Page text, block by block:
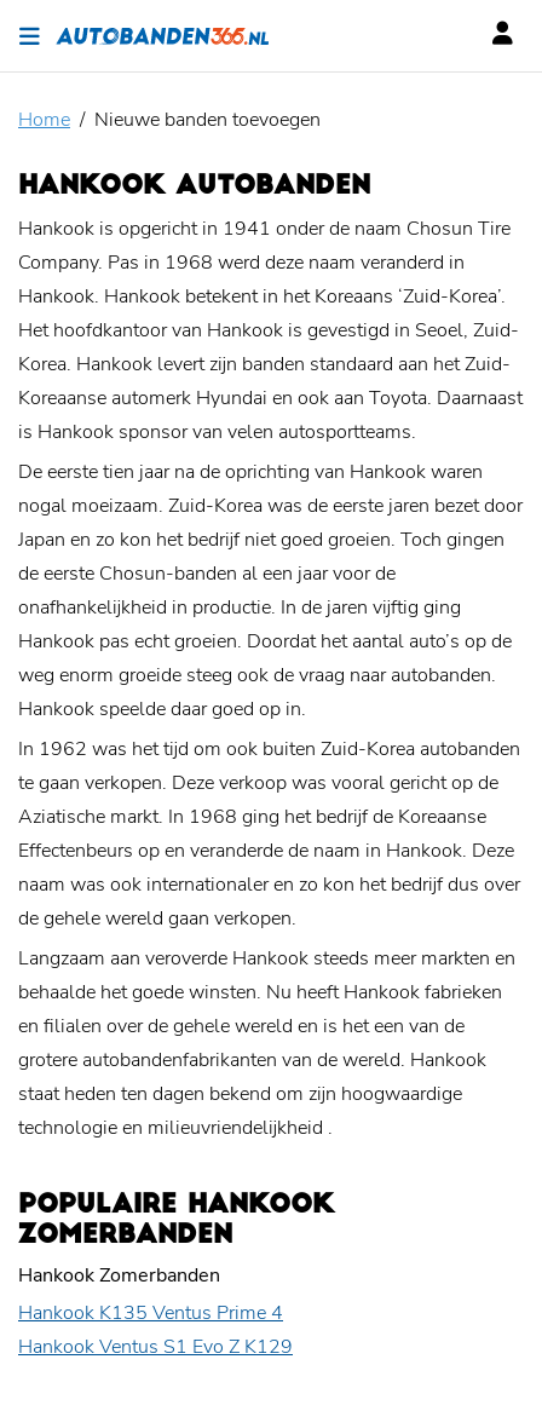
Home Nieuwe banden toevoegen
HANKOOK AUTOBANDEN
Hankook is opgericht in 1941 onder de naam Chosun Tire
Company. Pas in 1968 werd deze naam veranderd in
Hankook. Hankook betekent in het Koreaans ‘Zuid-Korea’.
Het hoofdkantoor van Hankook is gevestigd in Seoel, Zuid-
Korea. Hankook levert zijn banden standaard aan het Zuid-
Koreaanse automerk Hyundai en ook aan Toyota. Daarnaast
is Hankook sponsor van velen autosportteams.
De eerste tien jaar na de oprichting van Hankook waren
nogal moeizaam. Zuid-Korea was de eerste jaren bezet door
Japan en zo kon het bedrijf niet goed groeien. Toch gingen
de eerste Chosun-banden al een jaar voor de
onafhankelijkheid in productie. In de jaren vijftig ging
Hankook pas echt groeien. Doordat het aantal auto’s op de
weg enorm groeide steeg ook de vraag naar autobanden.
Hankook speelde daar goed op in.
In 1962 was het tijd om ook buiten Zuid-Korea autobanden
te gaan verkopen. Deze verkoop was vooral gericht op de
Aziatische markt. In 1968 ging het bedrijf de Koreaanse
Effectenbeurs op en veranderde de naam in Hankook. Deze
naam was ook internationaler en zo kon het bedrijf dus over
de gehele wereld gaan verkopen.
Langzaam aan veroverde Hankook steeds meer markten en
behaalde het goede winsten. Nu heeft Hankook fabrieken
en filialen over de gehele wereld en is het een van de
grotere autobandenfabrikanten van de wereld. Hankook
staat heden ten dagen bekend om zijn hoogwaardige
technologie en milieuvriendelijkheid .
POPULAIRE HANKOOK
ZOMERBANDEN
Hankook Zomerbanden
Hankook K135 Ventus Prime 4
Hankook Ventus S1 Evo Z K129